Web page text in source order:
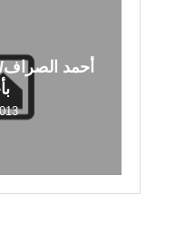
أحمد الصراف/